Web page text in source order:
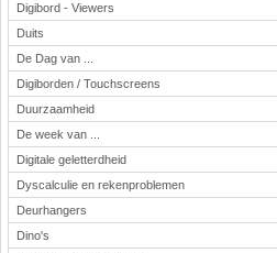
Digibord - Viewers
Duits
De Dag van ...
Digiborden / Touchscreens
Duurzaamheid
De week van ...
Digitale geletterdheid
Dyscalculie en rekenproblemen
Deurhangers
Dino's